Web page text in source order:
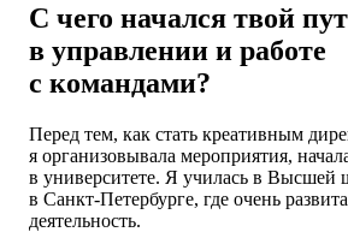
С чего начался твой
в управлении и работе
с командами?
Перед тем, как стать креативным
я организовывала мероприятия,
в университете. Я училась в Высшей
в Санкт-Петербурге, где очень
деятельность.